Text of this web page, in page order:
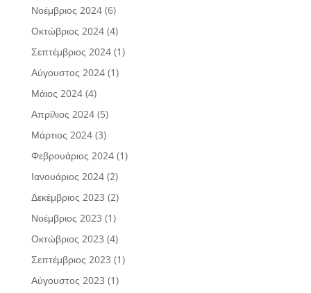
Νοέμβριος 2024(6)
Οκτώβριος 2024(4)
Σεπτέμβριος 2024(1)
Αύγουστος 2024(1)
Μάιος 2024(4)
Απρίλιος 2024(5)
Μάρτιος 2024(3)
Φεβρουάριος 2024(1)
Ιανουάριος 2024(2)
Δεκέμβριος 2023 (2)
Νοέμβριος 2023 (1)
Οκτώβριος 2023 (4)
Σεπτέμβριος 2023 (1)
Αύγουστος 2023 (1)